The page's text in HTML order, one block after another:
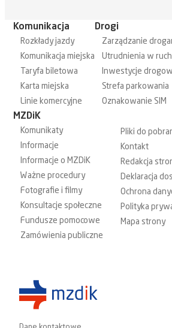
Komunikacja
Rozkłady jazdy
Komunikacja miejska
Taryfa biletowa
Karta miejska
Linie komercyjne
Drogi
Zarządzanie
Utrudnienia w
Inwestycje
Strefa parkowania
Oznakowanie SIM
MZDiK
Komunikaty
Informacje
Informacje o MZDiK
Ważne procedury
Fotografie i filmy
Konsultacje społeczne
Fundusze pomocowe
Zamówienia publiczne
Pliki do
Kontakt
Redakcja
Deklaracja
Ochrona
Polityka
Mapa strony